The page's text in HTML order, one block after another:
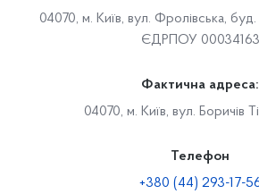
04070, м. Київ, вул. Фролівська,
ЄДРПОУ 00034163
Фактична адреса:
04070, м. Київ, вул. Боричів
Телефон
+380 (44) 293-17-